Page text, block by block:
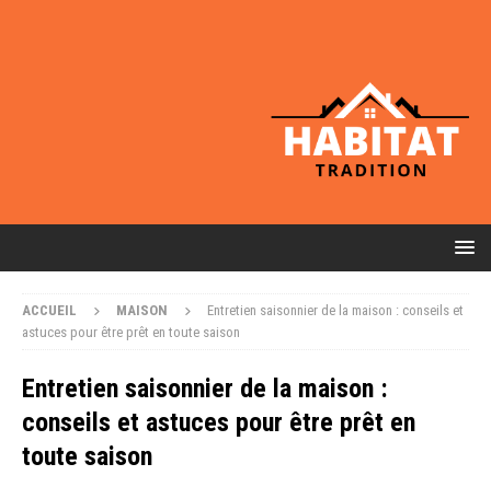
ACCUEIL MAISON
Entretien saisonnier de la maison : conseils et
astuces pour être prêt en toute saison
Entretien saisonnier de la maison :
conseils et astuces pour être prêt en
toute saison